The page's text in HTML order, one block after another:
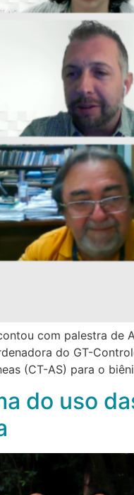
com palestra de
do GT-
(CT-AS) para o
do uso